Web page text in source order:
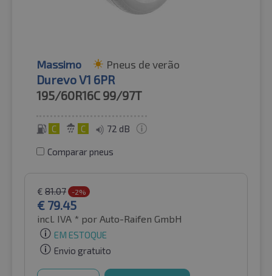
Massimo Pneus de verão
Durevo V1 6PR
195/60R16C 99/97T
C C 72 dB
Comparar pneus
€ 81.07 -2%
€ 79.45
incl. IVA * por Auto-Raifen GmbH
EM ESTOQUE
Envio gratuito